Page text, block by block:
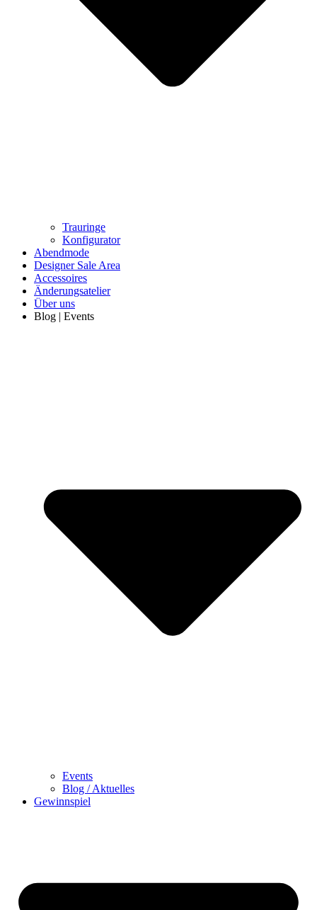
Trauringe
Konfigurator
Abendmode
Designer Sale Area
Accessoires
Änderungsatelier
Über uns
Blog | Events
Events
Blog / Aktuelles
Gewinnspiel